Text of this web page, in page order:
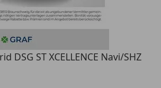
DSG ST XCELLENCE Navi/SHZ